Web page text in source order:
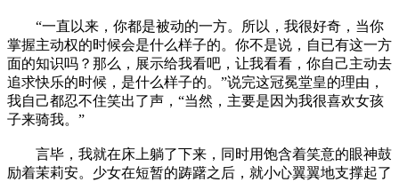
“一直以来，你都是被动的一方。所以，我很好奇，当你
掌握主动权的时候会是什么样子的。你不是说，自已有这一方
面的知识吗？那么，展示给我看吧，让我看看，你自己主动去
追求快乐的时候，是什么样子的。”说完这冠冕堂皇的理由，
我自己都忍不住笑出了声，“当然，主要是因为我很喜欢女孩
子来骑我。”
言毕，我就在床上躺了下来，同时用饱含着笑意的眼神鼓
励着茉莉安。少女在短暂的踌躇之后，就小心翼翼地支撑起了